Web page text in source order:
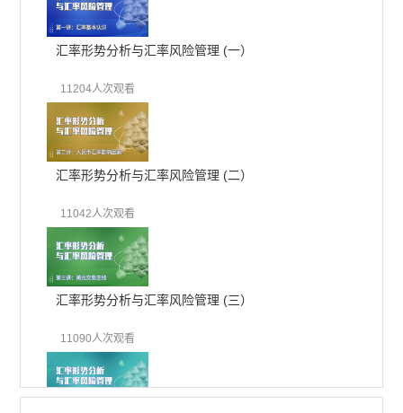
汇率形势分析与汇率风险管理 (一）
11204人次观看
汇率形势分析与汇率风险管理 (二）
11042人次观看
汇率形势分析与汇率风险管理 (三）
11090人次观看